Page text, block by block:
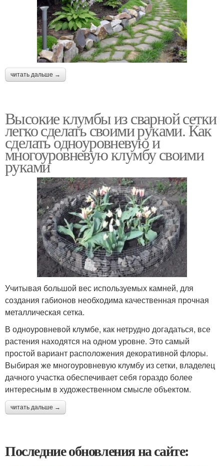
читать дальше →
Высокие клумбы из сварной сетки
легко сделать своими руками. Как
сделать одноуровневую и
многоуровневую клумбу своими
руками
Учитывая большой вес используемых камней, для
создания габионов необходима качественная прочная
металлическая сетка.
В одноуровневой клумбе, как нетрудно догадаться, все
растения находятся на одном уровне. Это самый
простой вариант расположения декоративной флоры.
Выбирая же многоуровневую клумбу из сетки, владелец
дачного участка обеспечивает себя гораздо более
интересным в художественном смысле объектом.
читать дальше →
Последние обновления на сайте: